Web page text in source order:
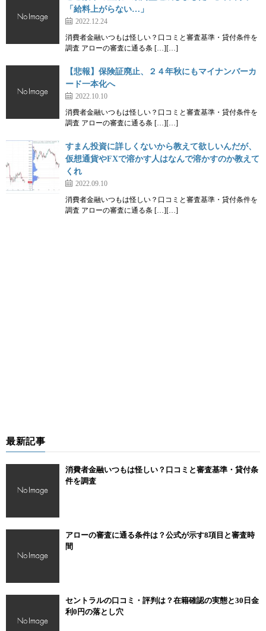
「給料上がらない…」
2022.12.24
消費者金融いつもは怪しい？口コミと審査基準・貸付条件を
調査 アローの審査に通る条 […][…]
【悲報】保険証廃止、２４年秋にもマイナンバーカ
ード一本化へ
2022.10.10
消費者金融いつもは怪しい？口コミと審査基準・貸付条件を
調査 アローの審査に通る条 […][…]
すまん投資に詳しくないから教えて欲しいんだが、
仮想通貨やFXで溶かす人はなんで溶かすのか教えて
くれ
2022.09.10
消費者金融いつもは怪しい？口コミと審査基準・貸付条件を
調査 アローの審査に通る条 […][…]
最新記事
消費者金融いつもは怪しい？口コミと審査基準・貸付条
件を調査
アローの審査に通る条件は？公式が示す8項目と審査時
間
セントラルの口コミ・評判は？在籍確認の実態と30日金
利0円の落とし穴